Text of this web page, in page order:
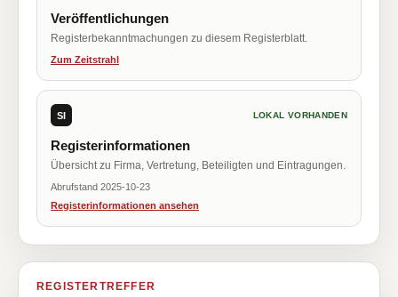
Veröffentlichungen
Registerbekanntmachungen zu diesem Registerblatt.
Zum Zeitstrahl
SI LOKAL VORHANDEN
Registerinformationen
Übersicht zu Firma, Vertretung, Beteiligten und Eintragungen.
Abrufstand 2025-10-23
Registerinformationen ansehen
REGISTERTREFFER